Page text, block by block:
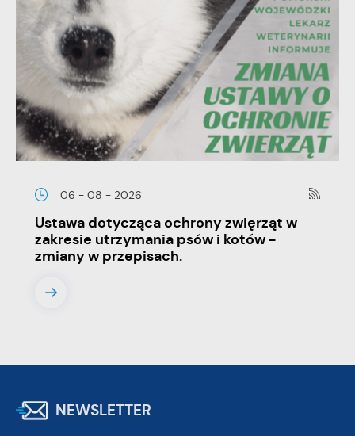
06 - 08 - 2026
Ustawa dotycząca ochrony zwięrząt w
zakresie utrzymania psów i kotów -
zmiany w przepisach.
NEWSLETTER